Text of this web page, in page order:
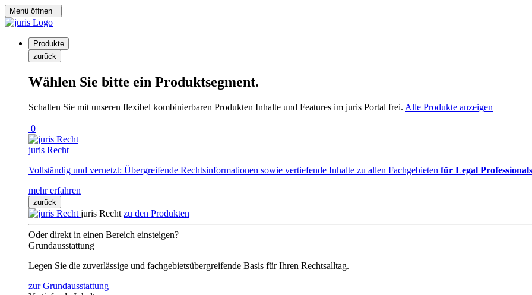
Menü öffnen
Produkte
zurück
Wählen Sie bitte ein Produktsegment.
Schalten Sie mit unseren flexibel kombinierbaren Produkten Inhalte und Features im juris Portal frei. Alle Produkte anzeigen
0
juris Recht
Vollständig und vernetzt: Übergreifende Rechtsinformationen sowie vertiefende Inhalte zu allen Fachgebieten für Legal Professionals
mehr erfahren
zurück
juris Recht zu den Produkten
Oder direkt in einen Bereich einsteigen?
Grundausstattung
Legen Sie die zuverlässige und fachgebietsübergreifende Basis für Ihren Rechtsalltag.
zur Grundausstattung